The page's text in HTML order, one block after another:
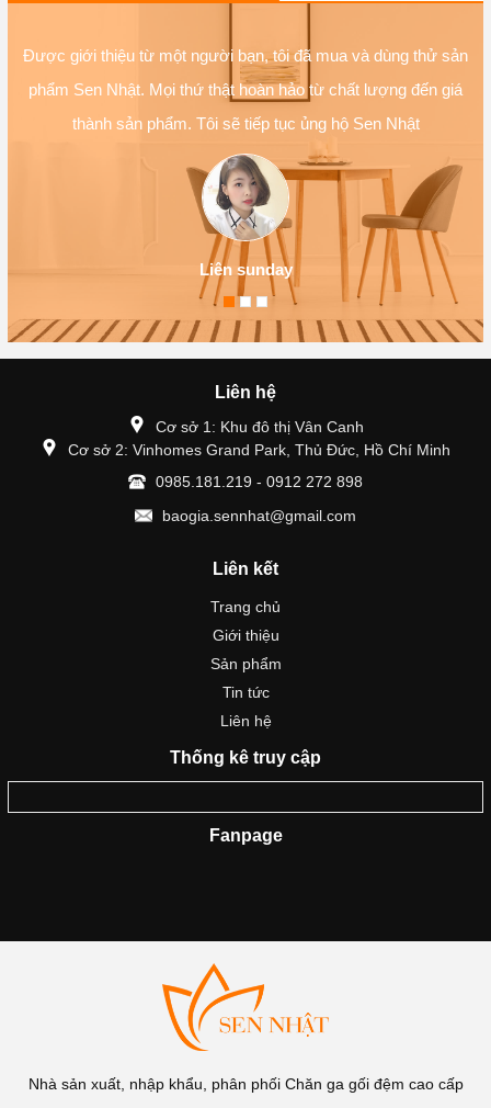
Được giới thiệu từ một người bạn, tôi đã mua và dùng thử sản
phẩm Sen Nhật. Mọi thứ thật hoàn hảo từ chất lượng đến giá
thành sản phẩm. Tôi sẽ tiếp tục ủng hộ Sen Nhật
Liên sunday
Liên hệ
Cơ sở 1: Khu đô thị Vân Canh
Cơ sở 2: Vinhomes Grand Park, Thủ Đức, Hồ Chí Minh
0985.181.219 - 0912 272 898
baogia.sennhat@gmail.com
Liên kết
Trang chủ
Giới thiệu
Sản phẩm
Tin tức
Liên hệ
Thống kê truy cập
Fanpage
Nhà sản xuất, nhập khẩu, phân phối Chăn ga gối đệm cao cấp